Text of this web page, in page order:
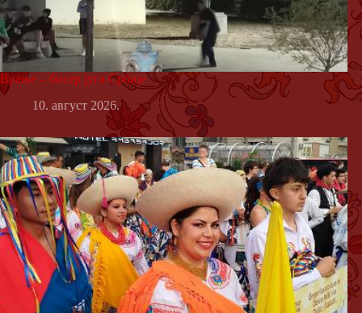
Врање – бисер југа Србије
10. август 2026.